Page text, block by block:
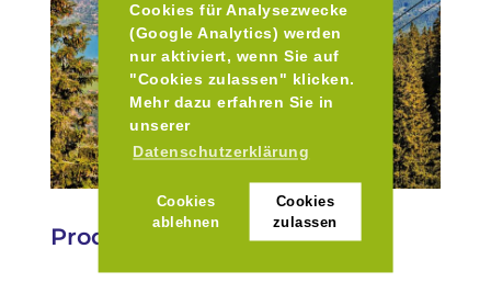
Cookies für Analysezwecke
(Google Analytics) werden
nur aktiviert, wenn Sie auf
"Cookies zulassen" klicken.
Mehr dazu erfahren Sie in
unserer
Datenschutzerklärung
Cookies
ablehnen
Cookies
zulassen
Produkte